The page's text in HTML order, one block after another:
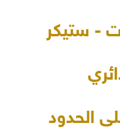
- ستيكر
الحدود